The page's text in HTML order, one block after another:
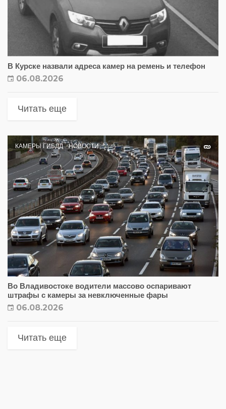
В Курске назвали адреса камер на ремень и телефон
06.08.2026
Читать еще
КАМЕРЫ ГИБДД НОВОСТИ
Во Владивостоке водители массово оспаривают
штрафы с камеры за невключенные фары
06.08.2026
Читать еще